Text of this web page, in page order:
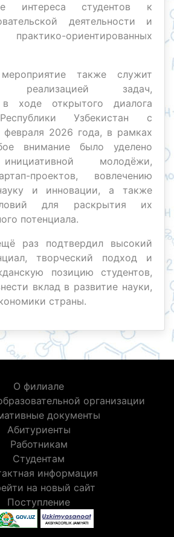
интереса студентов к
деятельности и
ориентированных
также служит
реализацией задач,
в ходе открытого диалога
Узбекистан с
2026 года, в рамках
внимание было уделено
молодёжи,
проектов, вовлечению
и инновации, а также
для раскрытия их
потенциала.
раз подтвердил высокий
творческий подход и
позицию студентов,
вклад в развитие науки,
страны.
О филиале
организации
документы
Абитуриенты
Работникам
Студентам
информация
на новый сайт
Поступление